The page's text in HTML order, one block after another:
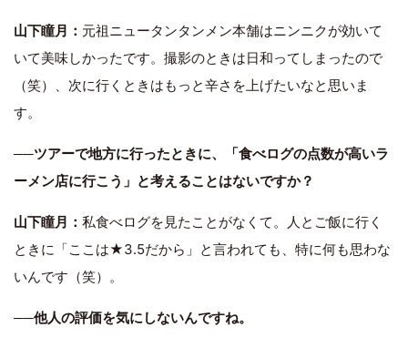
山下瞳月： 元祖ニュータンタンメン本舗はニンニクが効いて
いて美味しかったです。撮影のときは日和ってしまったので
（笑）、次に行くときはもっと辛さを上げたいなと思いま
す。
──ツアーで地方に行ったときに、「食べログの点数が高いラ
ーメン店に行こう」と考えることはないですか？
山下瞳月： 私食べログを見たことがなくて。人とご飯に行く
ときに「ここは★3.5だから」と言われても、特に何も思わな
いんです（笑）。
──他人の評価を気にしないんですね。